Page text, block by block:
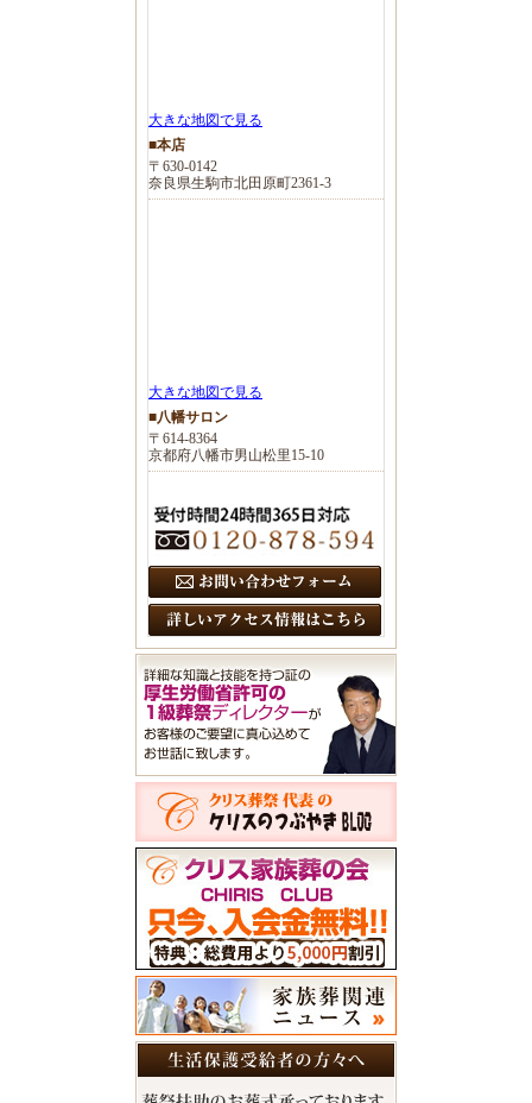
大きな地図で見る
■本店
〒630-0142
奈良県生駒市北田原町2361-3
大きな地図で見る
■八幡サロン
〒614-8364
京都府八幡市男山松里15-10